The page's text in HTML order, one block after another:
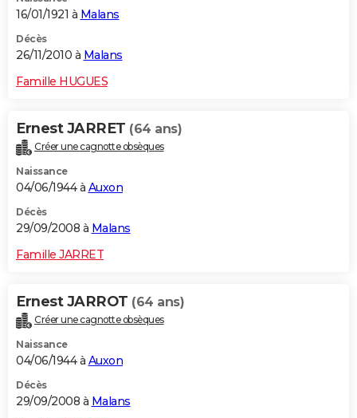
16/01/1921 à Malans
Décès
26/11/2010 à Malans
Famille HUGUES
Ernest JARRET (64 ans)
Créer une cagnotte obsèques
Naissance
04/06/1944 à Auxon
Décès
29/09/2008 à Malans
Famille JARRET
Ernest JARROT (64 ans)
Créer une cagnotte obsèques
Naissance
04/06/1944 à Auxon
Décès
29/09/2008 à Malans